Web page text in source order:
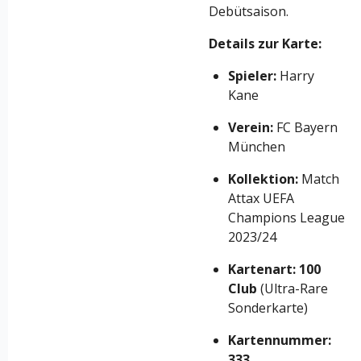
Debütsaison.
Details zur Karte:
Spieler: Harry
Kane
Verein: FC Bayern
München
Kollektion: Match
Attax UEFA
Champions League
2023/24
Kartenart: 100
Club (Ultra-Rare
Sonderkarte)
Kartennummer: